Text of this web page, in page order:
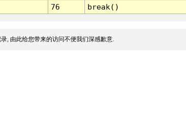
76 break()
, 由此给您带来的访问不便我们深感歉意.